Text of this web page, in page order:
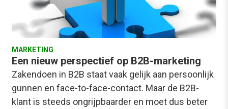
MARKETING
Een nieuw perspectief op B2B-marketing
Zakendoen in B2B staat vaak gelijk aan persoonlijk
gunnen en face-to-face-contact. Maar de B2B-
klant is steeds ongrijpbaarder en moet dus beter